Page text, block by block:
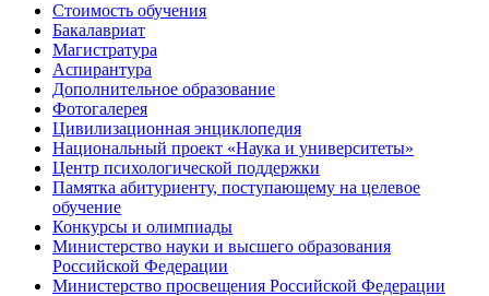
Стоимость обучения
Бакалавриат
Магистратура
Аспирантура
Дополнительное образование
Фотогалерея
Цивилизационная энциклопедия
Национальный проект «Наука и университеты»
Центр психологической поддержки
Памятка абитуриенту, поступающему на целевое
обучение
Конкурсы и олимпиады
Министерство науки и высшего образования
Российской Федерации
Министерство просвещения Российской Федерации